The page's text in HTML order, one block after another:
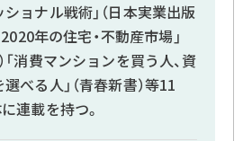
ョナル戦術」（日本実業出版
年の住宅・不動産市場」
「消費マンションを買う人、資
べる人」（青春新書）等11
連載を持つ。